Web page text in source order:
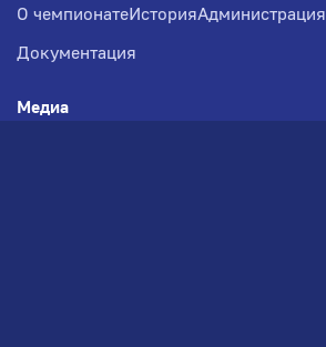
О чемпионатеИсторияАдминистрация
Документация
Медиа